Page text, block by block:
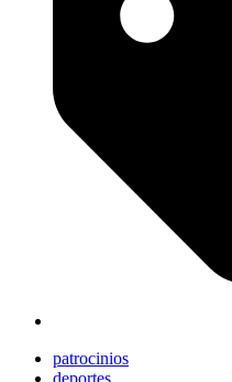
patrocinios
deportes